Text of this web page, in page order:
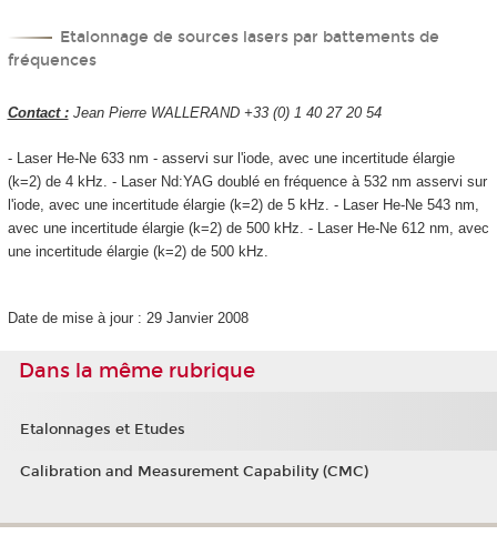
Etalonnage de sources lasers par battements de
fréquences
Contact :Jean Pierre WALLERAND +33 (0) 1 40 27 20 54
- Laser He-Ne 633 nm - asservi sur l'iode, avec une incertitude élargie
(k=2) de 4 kHz. - Laser Nd:YAG doublé en fréquence à 532 nm asservi sur
l'iode, avec une incertitude élargie (k=2) de 5 kHz. - Laser He-Ne 543 nm,
avec une incertitude élargie (k=2) de 500 kHz. - Laser He-Ne 612 nm, avec
une incertitude élargie (k=2) de 500 kHz.
Date de mise à jour : 29 Janvier 2008
Dans la même rubrique
Etalonnages et Etudes
Calibration and Measurement Capability (CMC)